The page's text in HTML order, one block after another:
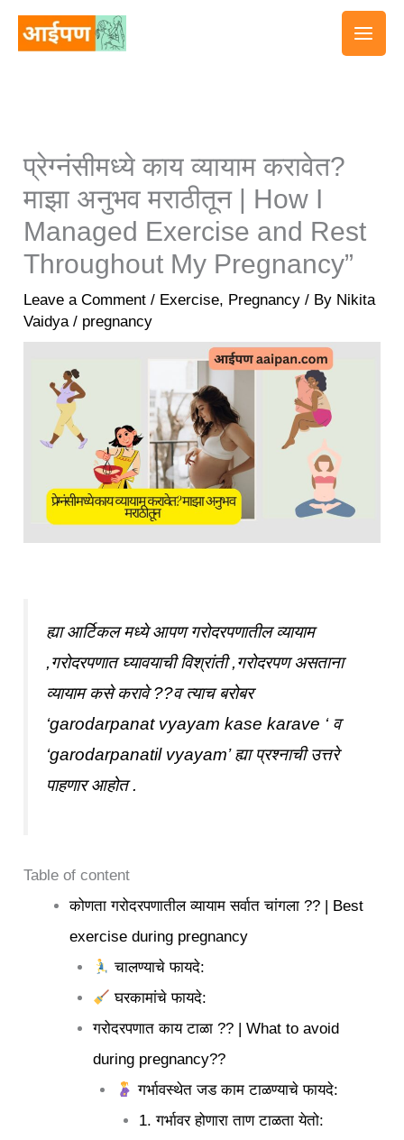
Skip
प्रेग्नंसीमध्ये काय व्यायाम करावेत?
माझा अनुभव मराठीतून | ​How I
Managed Exercise and Rest
Throughout My Pregnancy”​
Leave a Comment / Exercise, Pregnancy / By Nikita
Vaidya/ pregnancy
ह्या आर्टिकल मध्ये आपण गरोदरपणातील व्यायाम
,गरोदरपणात घ्यावयाची विश्रांती ,गरोदरपण असताना
व्यायाम कसे करावे ??व त्याच बरोबर
‘garodarpanat vyayam kase karave ‘ व
‘garodarpanatil vyayam’ ह्या प्रश्नाची उत्तरे
पाहणार आहोत .
Table of content
कोणता गरोदरपणातील व्यायाम सर्वात चांगला ?? | Best
exercise during pregnancy
चालण्याचे फायदे:
घरकामांचे फायदे:
गरोदरपणात काय टाळा ?? | What to avoid
during pregnancy??
गर्भावस्थेत जड काम टाळण्याचे फायदे:
1. गर्भावर होणारा ताण टाळता येतो: